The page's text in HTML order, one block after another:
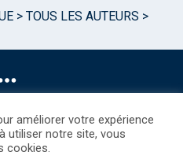
> TOUS LES AUTEURS >
améliorer votre expérience
utiliser notre site, vous
cookies.